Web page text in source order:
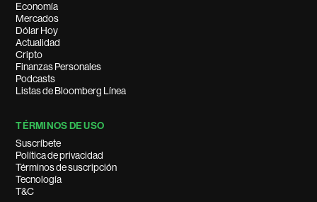
Economía
Mercados
Dólar Hoy
Actualidad
Cripto
Finanzas Personales
Podcasts
Listas de Bloomberg Línea
TÉRMINOS DE USO
Suscríbete
Política de privacidad
Términos de suscripción
Tecnología
T&C